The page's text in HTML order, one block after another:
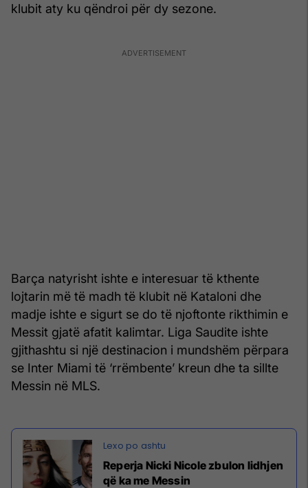
klubit aty ku qëndroi për dy sezone.
Barça natyrisht ishte e interesuar të kthente
lojtarin më të madh të klubit në Kataloni dhe
madje ishte e sigurt se do të njoftonte rikthimin e
Messit gjatë afatit kalimtar. Liga Saudite ishte
gjithashtu si një destinacion i mundshëm përpara
se Inter Miami të ‘rrëmbente’ kreun dhe ta sillte
Messin në MLS.
Reperja Nicki Nicole zbulon lidhjen
që ka me Messin